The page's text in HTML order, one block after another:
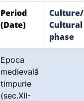
Period
(Date)
Culture/
Cultural
phase
Epoca
medievală
timpurie
(sec.XII-